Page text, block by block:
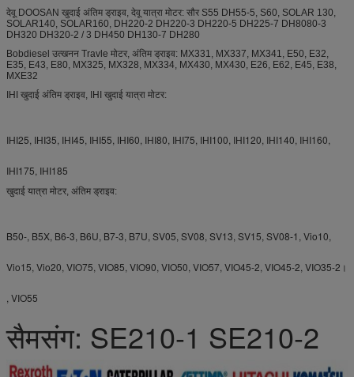
देवू DOOSAN खुदाई अंतिम ड्राइव, देवू यात्रा मोटर: सौर S55 DH55-5, S60, SOLAR 130,
SOLAR140, SOLAR160, DH220-2 DH220-3 DH220-5 DH225-7 DH8080-3
DH320 DH320-2 / 3 DH450 DH130-7 DH280
Bobdiesel उत्खनन Travle मोटर, अंतिम ड्राइव: MX331, MX337, MX341, E50, E32,
E35, E43, E80, MX325, MX328, MX334, MX430, MX430, E26, E62, E45, E38,
MXE32
IHI खुदाई अंतिम ड्राइव, IHI खुदाई यात्रा मोटर:
IHI25, IHI35, IHI45, IHI55, IHI60, IHI80, IHI75, IHI100, IHI120, IHI140, IHI160,
IHI175, IHI185
खुदाई यात्रा मोटर, अंतिम ड्राइव:
B50-, B5X, B6-3, B6U, B7-3, B7U, SV05, SV08, SV13, SV15, SV08-1, Vio10,
Vio15, Vio20, VIO75, VIO85, VIO90, VIO50, VIO57, VIO45-2, VIO45-2, VIO35-2।
, VIO55
सैमसंग: SE210-1 SE210-2